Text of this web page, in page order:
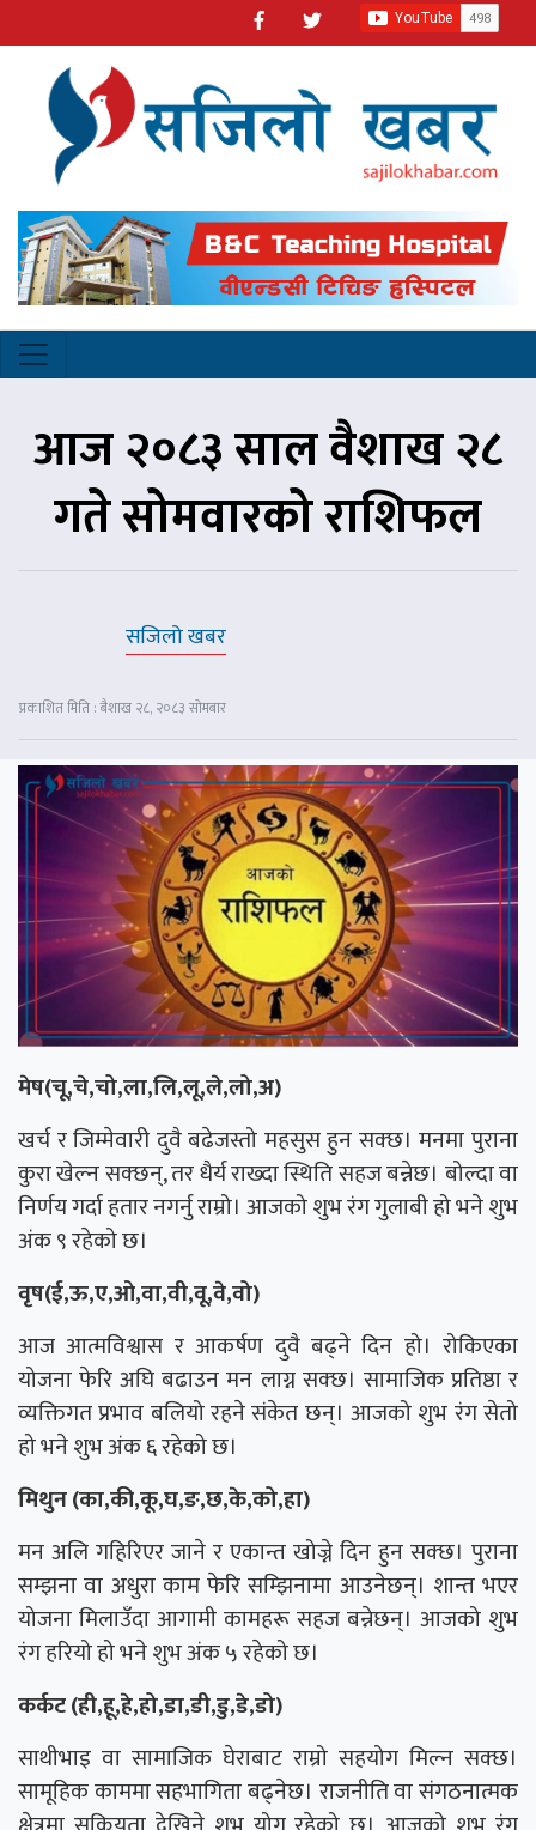
आज २०८३ साल वैशाख २८
गते सोमवारको राशिफल
सजिलो खबर
प्रकाशित मिति : बैशाख २८, २०८३ सोमबार
मेष(चू,चे,चो,ला,लि,लू,ले,लो,अ)
खर्च र जिम्मेवारी दुवै बढेजस्तो महसुस हुन सक्छ। मनमा पुराना
कुरा खेल्न सक्छन्, तर धैर्य राख्दा स्थिति सहज बन्नेछ। बोल्दा वा
निर्णय गर्दा हतार नगर्नु राम्रो। आजको शुभ रंग गुलाबी हो भने शुभ
अंक ९ रहेको छ।
वृष(ई,ऊ,ए,ओ,वा,वी,वू,वे,वो)
आज आत्मविश्वास र आकर्षण दुवै बढ्ने दिन हो। रोकिएका
योजना फेरि अघि बढाउन मन लाग्न सक्छ। सामाजिक प्रतिष्ठा र
व्यक्तिगत प्रभाव बलियो रहने संकेत छन्। आजको शुभ रंग सेतो
हो भने शुभ अंक ६ रहेको छ।
मिथुन (का,की,कू,घ,ङ,छ,के,को,हा)
मन अलि गहिरिएर जाने र एकान्त खोज्ने दिन हुन सक्छ। पुराना
सम्झना वा अधुरा काम फेरि सम्झिनामा आउनेछन्। शान्त भएर
योजना मिलाउँदा आगामी कामहरू सहज बन्नेछन्। आजको शुभ
रंग हरियो हो भने शुभ अंक ५ रहेको छ।
कर्कट (ही,हू,हे,हो,डा,डी,डु,डे,डो)
साथीभाइ वा सामाजिक घेराबाट राम्रो सहयोग मिल्न सक्छ।
सामूहिक काममा सहभागिता बढ्नेछ। राजनीति वा संगठनात्मक